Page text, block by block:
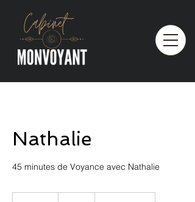
Nathalie
45 minutes de Voyance avec Nathalie